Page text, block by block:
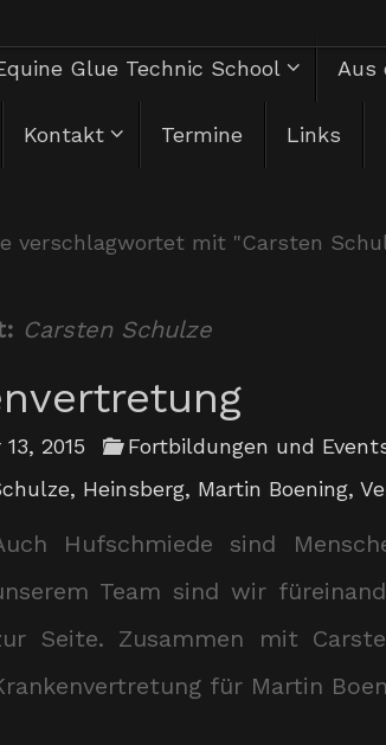
Glue Technic School Aus
Kontakt Termine Links
verschlagwortet mit "Carsten
Carsten Schulze
2015 Fortbildungen und
, Heinsberg, Martin Boening,
Hufschmiede sind
Team sind wir
Seite. Zusammen mit
für Martin